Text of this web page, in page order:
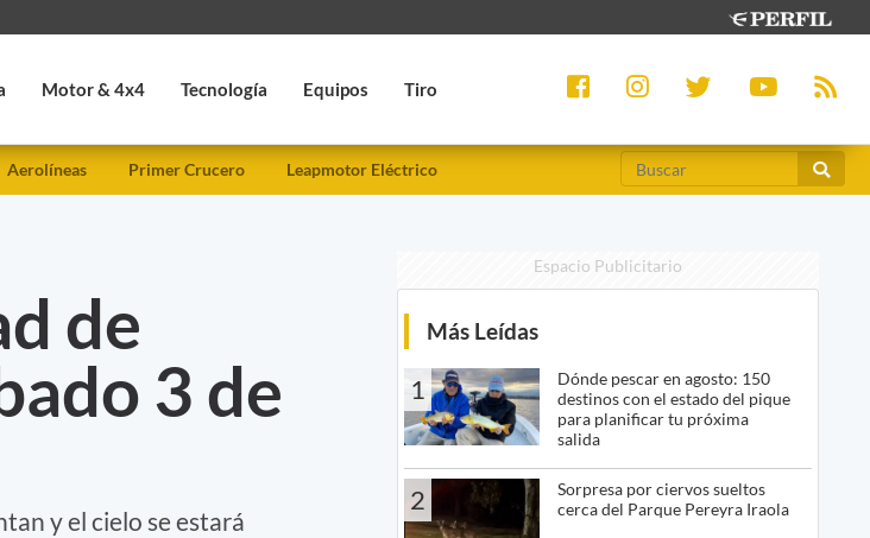
Motor & 4x4 Tecnología Equipos Tiro
Aerolíneas Primer Crucero Leapmotor Eléctrico
de
3 de
y el cielo se estará
Espacio Publicitario
Más Leídas
1
Dónde pescar en agosto: 150
destinos con el estado del pique
para planificar tu próxima
salida
2
Sorpresa por ciervos sueltos
cerca del Parque Pereyra Iraola